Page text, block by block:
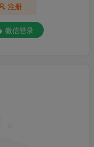
注册
微信登录